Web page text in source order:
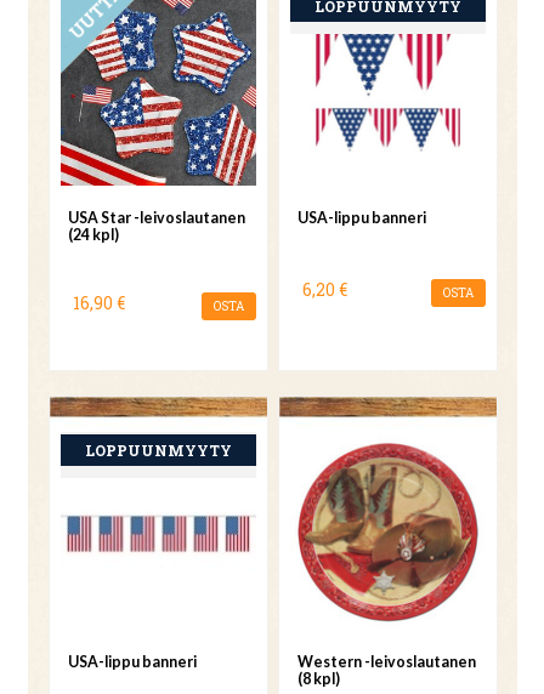
USA Star -leivoslautanen
(24 kpl)
16,90 € OSTA
USA-lippu banneri
6,20 € OSTA
USA-lippu banneri
Western -leivoslautanen
(8 kpl)